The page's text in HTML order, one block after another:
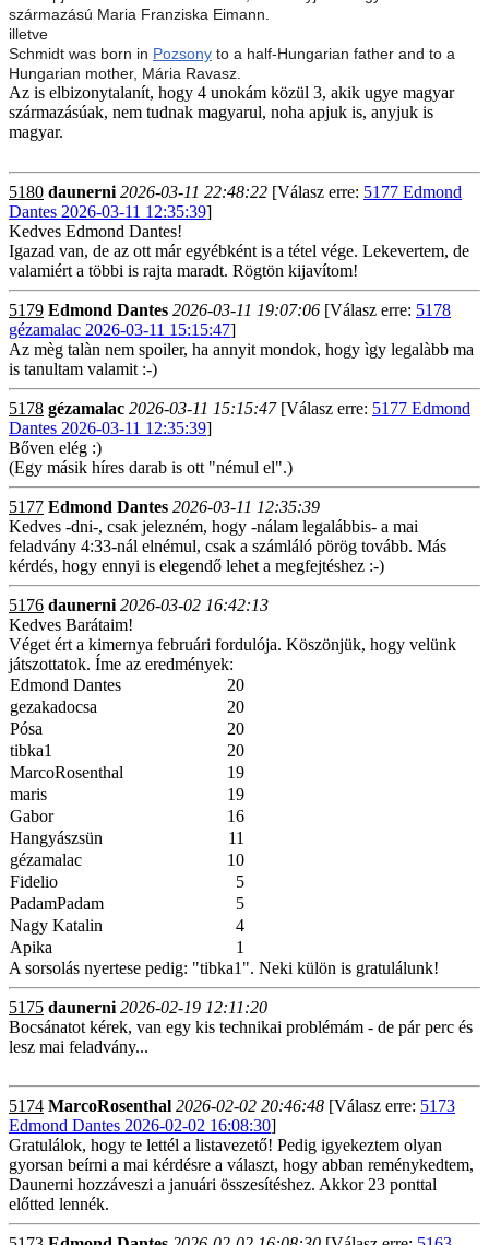
származású Maria Franziska Eimann.
illetve
Schmidt was born in Pozsony to a half-Hungarian father and to a
Hungarian mother, Mária Ravasz.
Az is elbizonytalanít, hogy 4 unokám közül 3, akik ugye magyar
származásúak, nem tudnak magyarul, noha apjuk is, anyjuk is
magyar.
5180 daunerni 2026-03-11 22:48:22 [Válasz erre: 5177 Edmond
Dantes 2026-03-11 12:35:39]
Kedves Edmond Dantes!
Igazad van, de az ott már egyébként is a tétel vége. Lekevertem, de
valamiért a többi is rajta maradt. Rögtön kijavítom!
5179 Edmond Dantes 2026-03-11 19:07:06 [Válasz erre: 5178
gézamalac 2026-03-11 15:15:47]
Az mèg talàn nem spoiler, ha annyit mondok, hogy ìgy legalàbb ma
is tanultam valamit :-)
5178 gézamalac 2026-03-11 15:15:47[Válasz erre: 5177 Edmond
Dantes 2026-03-11 12:35:39]
Bőven elég :)
(Egy másik híres darab is ott "némul el".)
5177 Edmond Dantes 2026-03-11 12:35:39
Kedves -dni-, csak jelezném, hogy -nálam legalábbis- a mai
feladvány 4:33-nál elnémul, csak a számláló pörög tovább. Más
kérdés, hogy ennyi is elegendő lehet a megfejtéshez :-)
5176 daunerni 2026-03-02 16:42:13
Kedves Barátaim!
Véget ért a kimernya februári fordulója. Köszönjük, hogy velünk
játszottatok. Íme az eredmények:
Edmond Dantes
20
gezakadocsa
20
Pósa
20
tibka1
20
MarcoRosenthal
19
maris
19
Gabor
16
Hangyászsün
11
gézamalac
10
Fidelio
5
PadamPadam
5
Nagy Katalin
4
Apika
1
A sorsolás nyertese pedig: "tibka1". Neki külön is gratulálunk!
5175 daunerni 2026-02-19 12:11:20
Bocsánatot kérek, van egy kis technikai problémám - de pár perc és
lesz mai feladvány...
5174 MarcoRosenthal 2026-02-02 20:46:48 [Válasz erre: 5173
Edmond Dantes 2026-02-02 16:08:30]
Gratulálok, hogy te lettél a listavezető! Pedig igyekeztem olyan
gyorsan beírni a mai kérdésre a választ, hogy abban reménykedtem,
Daunerni hozzáveszi a januári összesítéshez. Akkor 23 ponttal
előtted lennék.